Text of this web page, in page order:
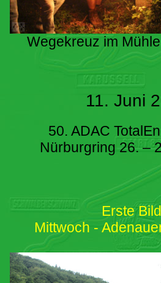
Wegekreuz im
11. Juni
50. ADAC
Nürburgring 26. –
Erste
Mittwoch -